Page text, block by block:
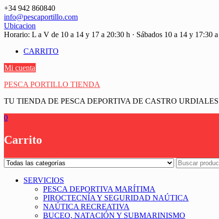
Saltar
contenido
+34 942 860840
info@pescaportillo.com
Ubicacion
Horario: L a V de 10 a 14 y 17 a 20:30 h · Sábados 10 a 14 y 17:30
CARRITO
Mi cuenta
PESCA PORTILLO TIENDA
TU TIENDA DE PESCA DEPORTIVA DE CASTRO URDIALES
0
Carrito
SERVICIOS
PESCA DEPORTIVA MARÍTIMA
PIROCTECNÍA Y SEGURIDAD NAÚTICA
NAÚTICA RECREATIVA
BUCEO, NATACIÓN Y SUBMARINISMO